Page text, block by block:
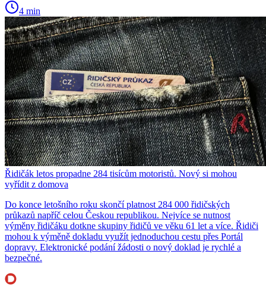
4 min
Řidičák letos propadne 284 tisícům motoristů. Nový si mohou
vyřídit z domova
Do konce letošního roku skončí platnost 284 000 řidičských
průkazů napříč celou Českou republikou. Nejvíce se nutnost
výměny řidičáku dotkne skupiny řidičů ve věku 61 let a více. Řidiči
mohou k výměně dokladu využít jednoduchou cestu přes Portál
dopravy. Elektronické podání žádosti o nový doklad je rychlé a
bezpečné.